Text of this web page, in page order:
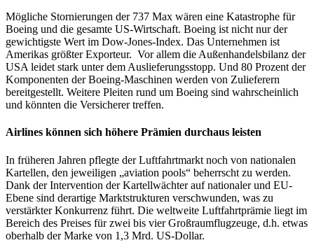
Mögliche Stornierungen der 737 Max wären eine Katastrophe für
Boeing und die gesamte US-Wirtschaft. Boeing ist nicht nur der
gewichtigste Wert im Dow-Jones-Index. Das Unternehmen ist
Amerikas größter Exporteur. Vor allem die Außenhandelsbilanz der
USA leidet stark unter dem Auslieferungsstopp. Und 80 Prozent der
Komponenten der Boeing-Maschinen werden von Zulieferern
bereitgestellt. Weitere Pleiten rund um Boeing sind wahrscheinlich
und könnten die Versicherer treffen.
Airlines können sich höhere Prämien durchaus leisten
In früheren Jahren pflegte der Luftfahrtmarkt noch von nationalen
Kartellen, den jeweiligen „aviation pools“ beherrscht zu werden.
Dank der Intervention der Kartellwächter auf nationaler und EU-
Ebene sind derartige Marktstrukturen verschwunden, was zu
verstärkter Konkurrenz führt. Die weltweite Luftfahrtprämie liegt im
Bereich des Preises für zwei bis vier Großraumflugzeuge, d.h. etwas
oberhalb der Marke von 1,3 Mrd. US-Dollar.